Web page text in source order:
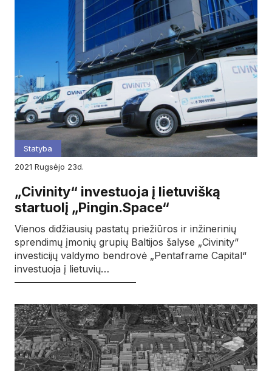
Statyba
2021
rugsėjo 23d.
„Civinity“ investuoja į lietuvišką
startuolį „Pingin.Space“
Vienos didžiausių pastatų priežiūros ir inžinerinių
sprendimų įmonių grupių Baltijos šalyse „Civinity“
investicijų valdymo bendrovė „Pentaframe Capital“
investuoja į lietuvių…